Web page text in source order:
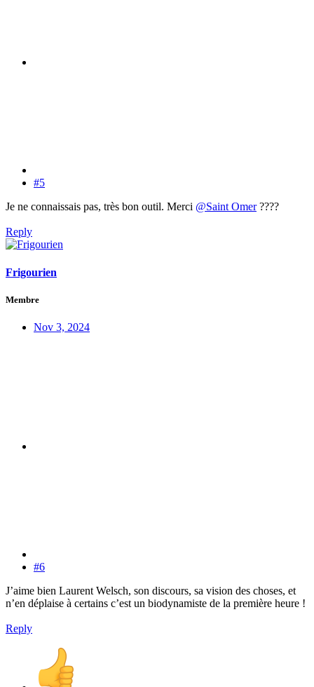
#5
Je ne connaissais pas, très bon outil. Merci @Saint Omer????
Reply
Frigourien
Membre
Nov 3, 2024
#6
J’aime bien Laurent Welsch, son discours, sa vision des choses, et
n’en déplaise à certains c’est un biodynamiste de la première heure !
Reply